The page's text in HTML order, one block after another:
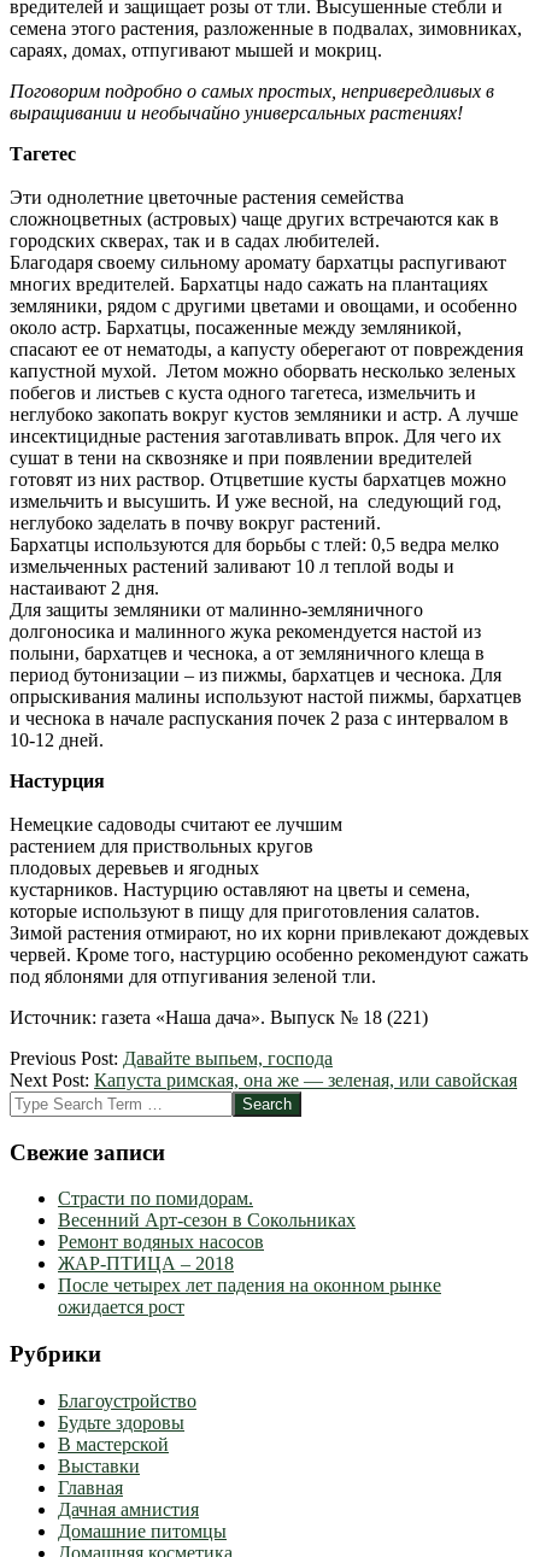
вредителей и защищает розы от тли. Высушенные стебли и
семена этого растения, разложенные в подвалах, зимовниках,
сараях, домах, отпугивают мышей и мокриц.
Поговорим подробно о самых простых, непривередливых в
выращивании и необычайно универсальных растениях!
Тагетес
Эти однолетние цветочные растения семейства
сложноцветных (астровых) чаще других встречаются как в
городских скверах, так и в садах любителей.
Благодаря своему сильному аромату бархатцы распугивают
многих вредителей. Бархатцы надо сажать на плантациях
земляники, рядом с другими цветами и овощами, и особенно
около астр. Бархатцы, посаженные между земляникой,
спасают ее от нематоды, а капусту оберегают от повреждения
капустной мухой. Летом можно оборвать несколько зеленых
побегов и листьев с куста одного тагетеса, измельчить и
неглубоко закопать вокруг кустов земляники и астр. А лучше
инсектицидные растения заготавливать впрок. Для чего их
сушат в тени на сквозняке и при появлении вредителей
готовят из них раствор. Отцветшие кусты бархатцев можно
измельчить и высушить. И уже весной, на следующий год,
неглубоко заделать в почву вокруг растений.
Бархатцы используются для борьбы с тлей: 0,5 ведра мелко
измельченных растений заливают 10 л теплой воды и
настаивают 2 дня.
Для защиты земляники от малинно-земляничного
долгоносика и малинного жука рекомендуется настой из
полыни, бархатцев и чеснока, а от земляничного клеща в
период бутонизации – из пижмы, бархатцев и чеснока. Для
опрыскивания малины используют настой пижмы, бархатцев
и чеснока в начале распускания почек 2 раза с интервалом в
10-12 дней.
Настурция
Немецкие садоводы считают ее лучшим
растением для приствольных кругов
плодовых деревьев и ягодных
кустарников. Настурцию оставляют на цветы и семена,
которые используют в пищу для приготовления салатов.
Зимой растения отмирают, но их корни привлекают дождевых
червей. Кроме того, настурцию особенно рекомендуют сажать
под яблонями для отпугивания зеленой тли.
Источник: газета «Наша дача». Выпуск № 18 (221)
2012-
03-
21
Previous Post: Давайте выпьем, господа
Next Post: Капуста римская, она же — зеленая, или савойская
Search
Свежие записи
Страсти по помидорам.
Весенний Арт-сезон в Сокольниках
Ремонт водяных насосов
ЖАР-ПТИЦА – 2018
После четырех лет падения на оконном рынке
ожидается рост
Рубрики
Благоустройство
Будьте здоровы
В мастерской
Выставки
Главная
Дачная амнистия
Домашние питомцы
Домашняя косметика